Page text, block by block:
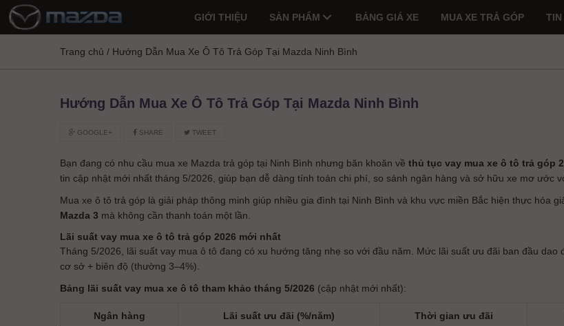
GIỚI THIỆU SẢN PHẨM BẢNG GIÁ XE MUA XE TRẢ GÓP
Trang chủ / Hướng Dẫn Mua Xe Ô Tô Trả Góp Tại Mazda Ninh Bình
Hướng Dẫn Mua Xe Ô Tô Trả Góp Tại Mazda Ninh Bình
GOOGLE+ SHARE TWEET
Bạn đang có nhu cầu mua xe Mazda trả góp tại Ninh Bình nhưng băn khoăn về thủ tục vay mua xe ô tô trả góp
tin cập nhật mới nhất tháng 5/2026, giúp bạn dễ dàng tính toán chi phí, so sánh ngân hàng và sở hữu xe mơ ước
Mua xe ô tô trả góp là giải pháp thông minh giúp nhiều gia đình tại Ninh Bình và khu vực miền Bắc hiện thực hóa
Mazda 3 mà không cần thanh toán một lần.
Lãi suất vay mua xe ô tô trả góp 2026 mới nhất
Tháng 5/2026, lãi suất vay mua ô tô đang có xu hướng tăng nhẹ so với đầu năm. Mức lãi suất ưu đãi ban đầu dao
cơ sở + biên độ (thường 3–4%).
Bảng lãi suất vay mua xe ô tô tham khảo tháng 5/2026 (cập nhật mới nhất):
Ngân hàng Lãi suất ưu đãi (%/năm) Thời gian ưu đãi